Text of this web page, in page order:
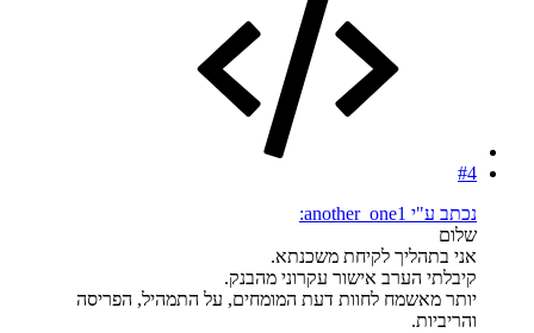
#4
נכתב ע"י another_one1:
שלום
אני בתהליך לקיחת משכנתא.
קיבלתי הערב אישור עקרוני מהבנק.
יותר מאשמח לחוות דעת המומחים, על התמהיל, הפריסה
והריביות.